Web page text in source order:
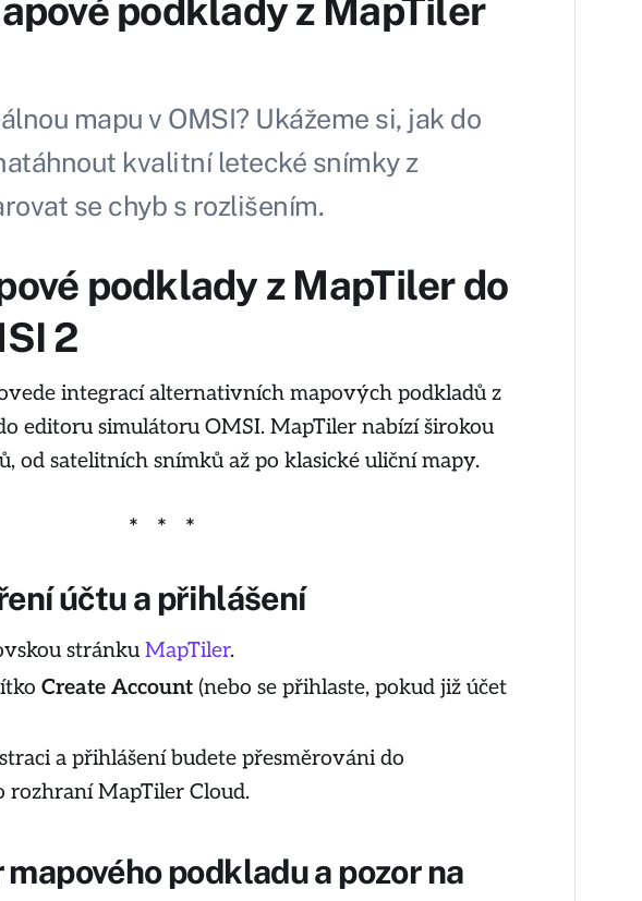
podklady z MapTiler
mapu v OMSI? Ukážeme si, jak do
kvalitní letecké snímky z
se chyb s rozlišením.
podklady z MapTiler do
2
integrací alternativních mapových podkladů z
editoru simulátoru OMSI. MapTiler nabízí širokou
od satelitních snímků až po klasické uliční mapy.
účtu a přihlášení
stránku MapTiler.
Create Account(nebo se přihlaste, pokud již účet
a přihlášení budete přesměrováni do
rozhraní MapTiler Cloud.
podkladu a pozor na